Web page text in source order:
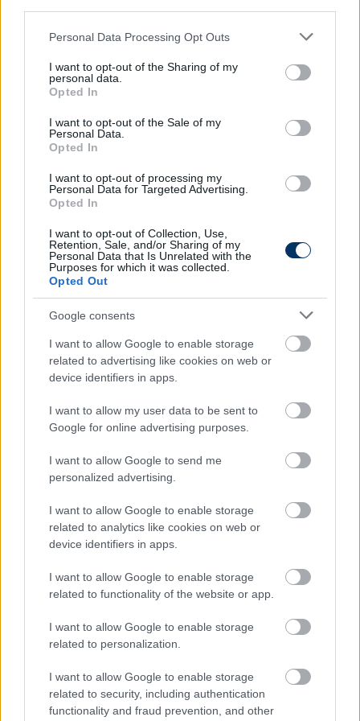
Please note that this website/app uses one or more Google
not limited to your visit or usage behaviour. You may click to
grant or deny consent to Google and its third-party tags to
use your data for below specified purposes in below Google
consent section.
Personal Data Processing Opt Outs
I want to opt-out of the Sharing of my
personal data.
Opted In
I want to opt-out of the Sale of my
Personal Data.
Opted In
I want to opt-out of processing my
Personal Data for Targeted Advertising.
Opted In
I want to opt-out of Collection, Use,
Retention, Sale, and/or Sharing of my
Personal Data that Is Unrelated with the
Purposes for which it was collected.
Opted Out
Google consents
I want to allow Google to enable storage
related to advertising like cookies on web or
device identifiers in apps.
I want to allow my user data to be sent to
Google for online advertising purposes.
I want to allow Google to send me
personalized advertising.
I want to allow Google to enable storage
related to analytics like cookies on web or
device identifiers in apps.
I want to allow Google to enable storage
related to functionality of the website or app.
I want to allow Google to enable storage
related to personalization.
I want to allow Google to enable storage
related to security, including authentication
functionality and fraud prevention, and other
Valencia: Javi Guerra új, 2027-ig szóló szerződést
100 millió euró lesz.
OLASZORSZÁG
meghosszabbítják a rutinos brazil balbekk, Alex
Sandro szerződését. (Matteo Moretto)
Internazionale:Az Inter előrehaladt tárgyalásokat
folytat a feltörekvő csatár, Mateo Retegui ügyében.
Nerazzurri egyik fő célpontja, különösen azóta, hogy
az Anglia és Málta elleni Eb-selejtezőkön az olasz
válogatottban két góllal debütált a nemzetközi
porondon. Retegui a Boca Juniors játékosa, de
kölcsönben a szintén argentin Tigre együttesénél
szerepel. 20 millió euró lehet majd az ára.
(Tuttosport)
NÉMETORSZÁG
Bayern München:A Liverpoolból igazolt Sadio
Manénak és a Manchester City-től kölcsönvett Joao
Cancelónak sincs hosszú távú jövője a Bayernnél a
Sky Deutschland szerint.
Borussia Dortmund: Fabrizio Romano úgy tudja, a
Real Madrid azért nem küldött még hivatalos
ajánlatot a Dortmundnak Jude Bellinghamért, mert
tiszteletben tartja, hogy a csapat versenyben van a
német bajnoki címért, és amíg ez nem zárul le, addig
nem akart bejelentkezni a játékosért. Igaz, a
személyes feltételeket illetően már megegyeztek a
labdarúgóval. Az ajánlat mindenesetre készen áll, és
németeknek.
RB Leipzig: A Lipcsének megaproblémát jelenthet